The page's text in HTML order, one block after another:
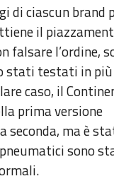
di ciascun brand
il
falsare l’ordine,
stati testati in
caso, il
prima versione
seconda, ma è
sono